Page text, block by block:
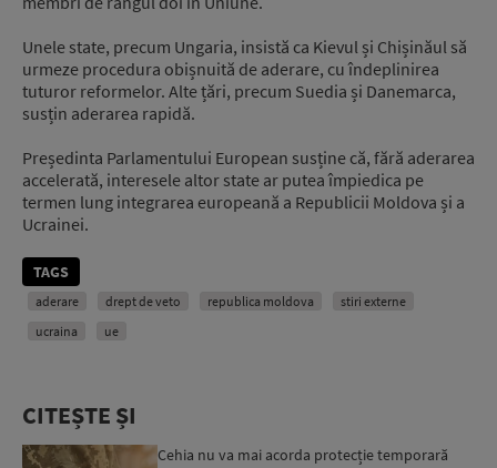
Unele state, precum Ungaria, insistă ca Kievul și Chișinăul să
urmeze procedura obișnuită de aderare, cu îndeplinirea
tuturor reformelor. Alte țări, precum Suedia și Danemarca,
susțin aderarea rapidă.
Președinta Parlamentului European susține că, fără aderarea
accelerată, interesele altor state ar putea împiedica pe
termen lung integrarea europeană a Republicii Moldova și a
Ucrainei.
TAGS
aderare drept de veto republica moldova
stiri externe
ucraina
ue
CITEȘTE ȘI
Cehia nu va mai acorda protecție temporară